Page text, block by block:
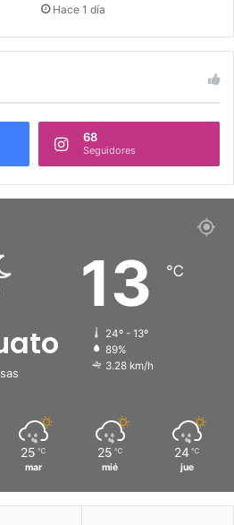
Hace 1 día
68
Seguidores
13 ℃
24º - 13º
89%
3.28 km/h
25 ℃
mar
25 ℃
mié
24 ℃
jue